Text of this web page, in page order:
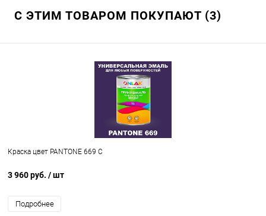
С ЭТИМ ТОВАРОМ ПОКУПАЮТ (3)
Краска цвет PANTONE 669 C
3 960 руб. / шт
Подробнее